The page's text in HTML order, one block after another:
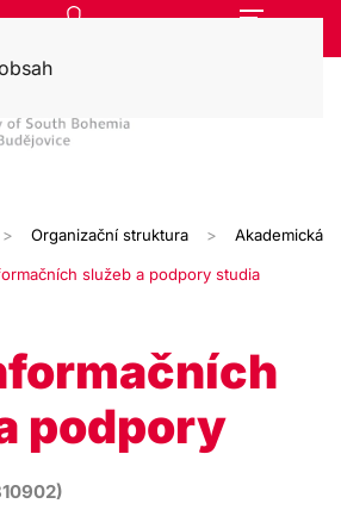
Organizační struktura Akademická
služeb a podpory studia
podpory